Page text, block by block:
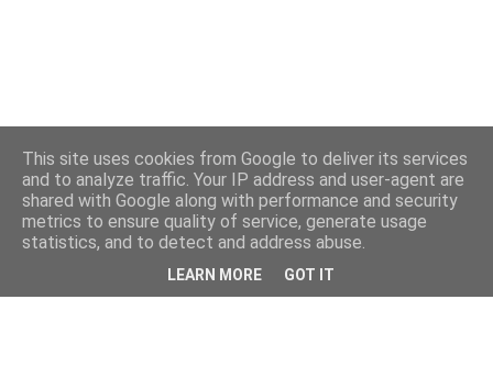
This site uses cookies from Google to deliver its services
and to analyze traffic. Your IP address and user-agent are
shared with Google along with performance and security
metrics to ensure quality of service, generate usage
statistics, and to detect and address abuse.
LEARN MORE GOT IT